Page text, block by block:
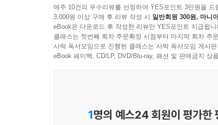
그토록 원하던 멋진 천체 물리학자가 된 것이다.
바라는 마음으로 지금도 세계를 다니며 강의를 하
함께가 만드는 기적으로 모두에게 열린 포용적 과
핸슨까지 수많은 사람들이 완다 곁에서 함께 했다.
매주 10건의 우수리뷰를 선정하여 YES포인트 3만원을 드
3,000원 이상 구매 후 리뷰 작성 시 일반회원 300원, 마니
eBook은 다운로드 후 작성한 리뷰만 YES포인트 지급됩니
클래스는 첫번째 회차 주문확정 시점부터 마지막 회차 주
사락 독서모임으로 진행된 클래스는 사락 독서모임 게시
eBook 페이백, CD/LP, DVD/Blu-ray, 패션 및 판매금지 상
1명의 예스24 회원이 평가한